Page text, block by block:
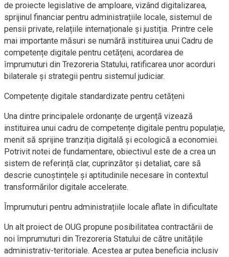
de proiecte legislative de amploare, vizând digitalizarea,
sprijinul financiar pentru administrațiile locale, sistemul de
pensii private, relațiile internaționale și justiția. Printre cele
mai importante măsuri se numără instituirea unui Cadru de
competențe digitale pentru cetățeni, acordarea de
împrumuturi din Trezoreria Statului, ratificarea unor acorduri
bilaterale și strategii pentru sistemul judiciar.
Competențe digitale standardizate pentru cetățeni
Una dintre principalele ordonanțe de urgență vizează
instituirea unui cadru de competențe digitale pentru populație,
menit să sprijine tranziția digitală și ecologică a economiei.
Potrivit notei de fundamentare, obiectivul este de a crea un
sistem de referință clar, cuprinzător și detaliat, care să
descrie cunoștințele și aptitudinile necesare în contextul
transformărilor digitale accelerate.
Împrumuturi pentru administrațiile locale aflate în dificultate
Un alt proiect de OUG propune posibilitatea contractării de
noi împrumuturi din Trezoreria Statului de către unitățile
administrativ-teritoriale. Acestea ar putea beneficia inclusiv